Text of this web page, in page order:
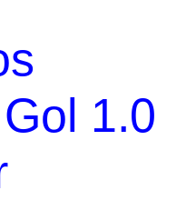
atual
R$330,00.1.0